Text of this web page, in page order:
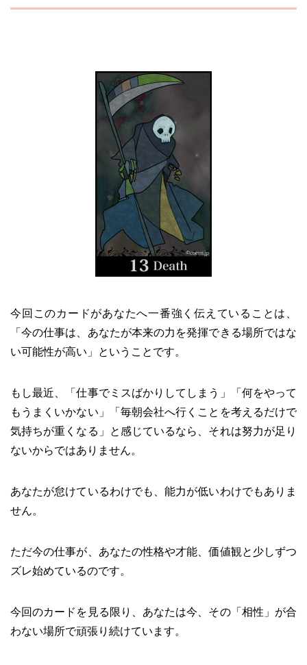
今回このカードがあなたへ一番強く伝えていることは、
「今の仕事は、あなたが本来の力を発揮できる場所ではな
い可能性が高い」ということです。
もし最近、「仕事でミスばかりしてしまう」「何をやって
もうまくいかない」「毎朝会社へ行くことを考えるだけで
気持ちが重くなる」と感じているなら、それは努力が足り
ないからではありません。
あなたが怠けているわけでも、能力が低いわけでもありま
せん。
ただ今の仕事が、あなたの性格や才能、価値観と少しずつ
ズレ始めているのです。
今回のカードを見る限り、あなたは今、その「相性」が合
わない場所で頑張り続けています。